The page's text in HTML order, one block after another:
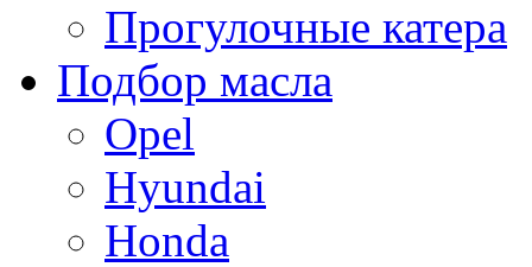
Прогулочные катера
Подбор масла
Opel
Hyundai
Honda